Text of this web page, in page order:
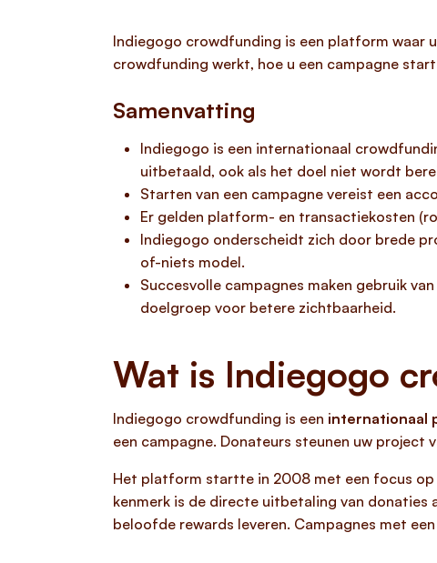
Indiegogo crowdfunding is een platform waar
crowdfunding werkt, hoe u een campagne
Samenvatting
Indiegogo is een internationaal
uitbetaald, ook als het doel niet wordt
Starten van een campagne vereist een
Er gelden platform- en transactiekosten
Indiegogo onderscheidt zich door brede
of-niets model.
Succesvolle campagnes maken gebruik
doelgroep voor betere zichtbaarheid.
Wat is Indiegogo
Indiegogo crowdfunding is een internationaal
een campagne. Donateurs steunen uw project
Het platform startte in 2008 met een focus op
kenmerk is de directe uitbetaling van donaties
beloofde rewards leveren. Campagnes met